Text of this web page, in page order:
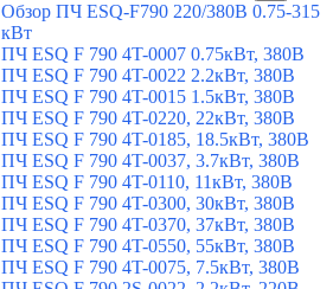
Обзор ПЧ ESQ-F790 220/380В 0.75-315
кВт
ПЧ ESQ F 790 4T-0007 0.75кВт, 380В
ПЧ ESQ F 790 4T-0022 2.2кВт, 380В
ПЧ ESQ F 790 4T-0015 1.5кВт, 380В
ПЧ ESQ F 790 4T-0220, 22кВт, 380В
ПЧ ESQ F 790 4T-0185, 18.5кВт, 380В
ПЧ ESQ F 790 4T-0037, 3.7кВт, 380В
ПЧ ESQ F 790 4T-0110, 11кВт, 380В
ПЧ ESQ F 790 4T-0300, 30кВт, 380В
ПЧ ESQ F 790 4T-0370, 37кВт, 380В
ПЧ ESQ F 790 4T-0550, 55кВт, 380В
ПЧ ESQ F 790 4T-0075, 7.5кВт, 380В